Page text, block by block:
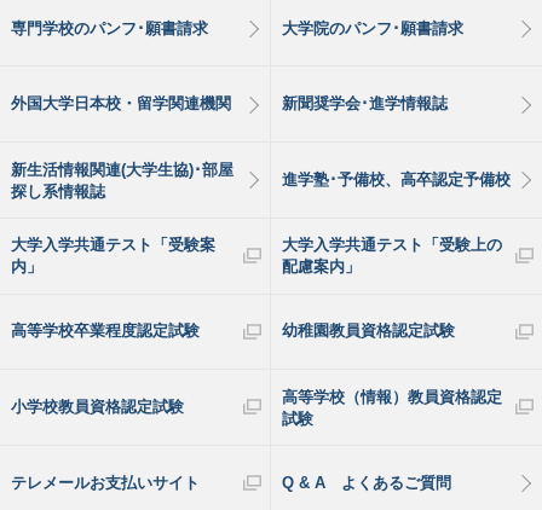
専門学校のパンフ･願書請求 大学院のパンフ･願書請求
外国大学日本校・留学関連機関 新聞奨学会･進学情報誌
新生活情報関連(大学生協)･部屋
探し系情報誌
進学塾･予備校、高卒認定予備校
大学入学共通テスト「受験案
内」
大学入学共通テスト「受験上の
配慮案内」
高等学校卒業程度認定試験 幼稚園教員資格認定試験
小学校教員資格認定試験
高等学校（情報）教員資格認定
試験
テレメールお支払いサイト Q & A よくあるご質問